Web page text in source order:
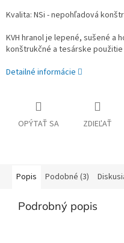
Kvalita: NSi - nepohľadová
KVH hranol je lepené, sušené a
konštrukčné a tesárske použitie
Detailné informácie
OPÝTAŤ SA ZDIEĽAŤ
Popis Podobné (3)
Podrobný popis